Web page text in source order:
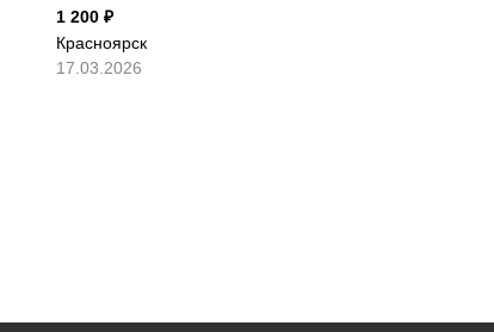
1 200
Красноярск
17.03.2026